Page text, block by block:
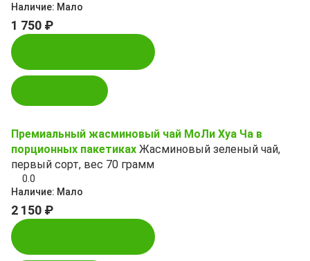
Наличие: Мало
1 750 ₽
Премиальный жасминовый чай МоЛи Хуа Ча в
порционных пакетиках Жасминовый зеленый чай,
первый сорт, вес 70 грамм
0.0
Наличие: Мало
2 150 ₽